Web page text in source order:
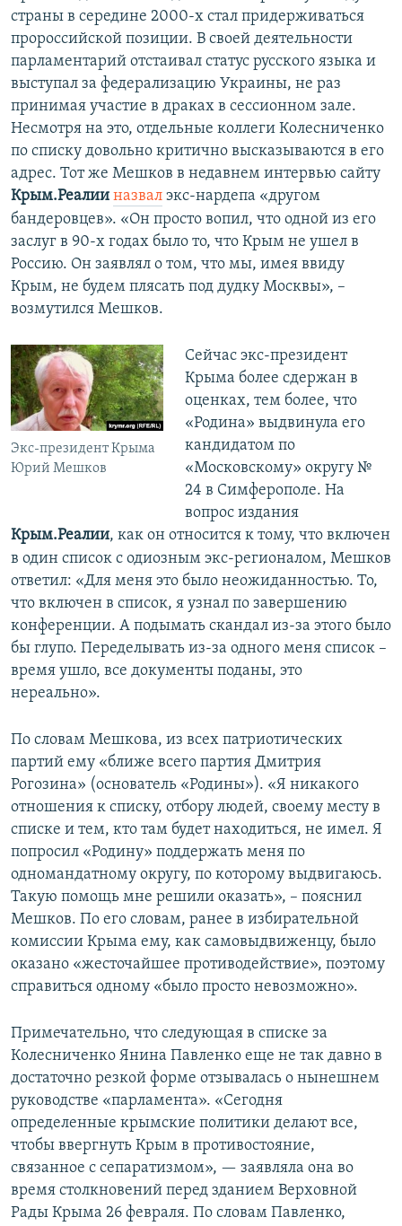
страны в середине 2000-х стал придерживаться
пророссийской позиции. В своей деятельности
парламентарий отстаивал статус русского языка и
выступал за федерализацию Украины, не раз
принимая участие в драках в сессионном зале.
Несмотря на это, отдельные коллеги Колесниченко
по списку довольно критично высказываются в его
адрес. Тот же Мешков в недавнем интервью сайту
Крым.Реалии назвал экс-нардепа «другом
бандеровцев». «Он просто вопил, что одной из его
заслуг в 90-х годах было то, что Крым не ушел в
Россию. Он заявлял о том, что мы, имея ввиду
Крым, не будем плясать под дудку Москвы», –
возмутился Мешков.
Экс-президент Крыма
Юрий Мешков
​Сейчас экс-президент
Крыма более сдержан в
оценках, тем более, что
«Родина» выдвинула его
кандидатом по
«Московскому» округу №
24 в Симферополе. На
вопрос издания
Крым.Реалии, как он относится к тому, что включен
в один список с одиозным экс-регионалом, Мешков
ответил: «Для меня это было неожиданностью. То,
что включен в список, я узнал по завершению
конференции. А подымать скандал из-за этого было
бы глупо. Переделывать из-за одного меня список –
время ушло, все документы поданы, это
нереально».
По словам Мешкова, из всех патриотических
партий ему «ближе всего партия Дмитрия
Рогозина» (основатель «Родины»). «Я никакого
отношения к списку, отбору людей, своему месту в
списке и тем, кто там будет находиться, не имел. Я
попросил «Родину» поддержать меня по
одномандатному округу, по которому выдвигаюсь.
Такую помощь мне решили оказать», – пояснил
Мешков. По его словам, ранее в избирательной
комиссии Крыма ему, как самовыдвиженцу, было
оказано «жесточайшее противодействие», поэтому
справиться одному «было просто невозможно».
Примечательно, что следующая в списке за
Колесниченко Янина Павленко еще не так давно в
достаточно резкой форме отзывалась о нынешнем
руководстве «парламента». «Сегодня
определенные крымские политики делают все,
чтобы ввергнуть Крым в противостояние,
связанное с сепаратизмом», — заявляла она во
время столкновений перед зданием Верховной
Рады Крыма 26 февраля. По словам Павленко,